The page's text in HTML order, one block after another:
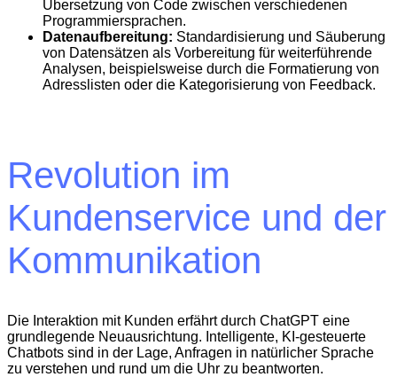
Übersetzung von Code zwischen verschiedenen
Programmiersprachen.
Datenaufbereitung: Standardisierung und Säuberung
von Datensätzen als Vorbereitung für weiterführende
Analysen, beispielsweise durch die Formatierung von
Adresslisten oder die Kategorisierung von Feedback.
Revolution im
Kundenservice und der
Kommunikation
Die Interaktion mit Kunden erfährt durch ChatGPT eine
grundlegende Neuausrichtung. Intelligente, KI-gesteuerte
Chatbots sind in der Lage, Anfragen in natürlicher Sprache
zu verstehen und rund um die Uhr zu beantworten.